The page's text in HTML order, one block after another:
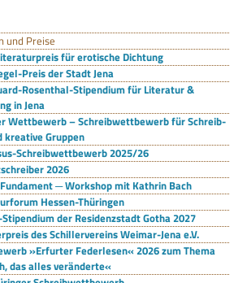
und Preise
für erotische Dichtung
Preis der Stadt Jena
Rosenthal-Stipendium für Literatur &
in Jena
Wettbewerb – Schreibwettbewerb für Schreib-
kreative Gruppen
Schreibwettbewerb 2025/26
2026
─ Workshop mit Kathrin Bach
Hessen-Thüringen
der Residenzstadt Gotha 2027
des Schillervereins Weimar-Jena e.V.
»Erfurter Federlesen« 2026 zum Thema
das alles veränderte«